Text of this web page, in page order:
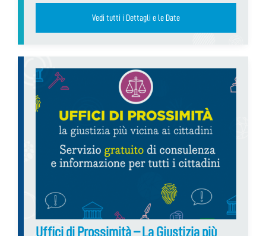
Vedi tutti i Dettagli e le Date
Uffici di Prossimità – La Giustizia più